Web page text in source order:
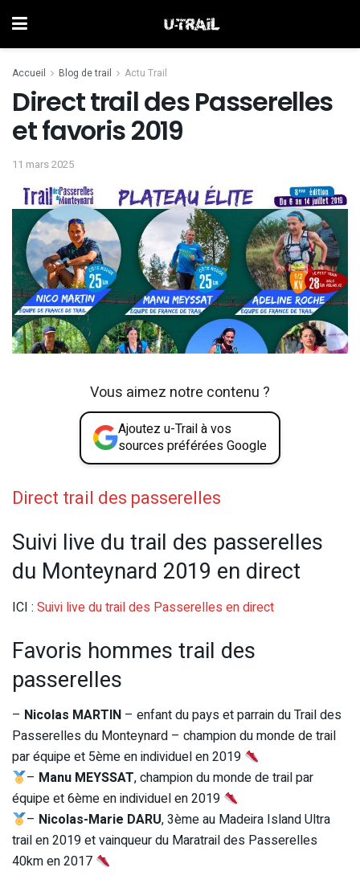
Accueil Blog de trail Actu Trail
Direct trail des Passerelles
et favoris 2019
11 mars 2025
Vous aimez notre contenu ?
Ajoutez u-Trail à vos
sources préférées Google
Direct trail des passerelles
Suivi live du trail des passerelles
du Monteynard 2019 en direct
ICI : Suivi live du trail des Passerelles en direct
Favoris hommes trail des
passerelles
– Nicolas MARTIN – enfant du pays et parrain du Trail des
Passerelles du Monteynard – champion du monde de trail
par équipe et 5ème en individuel en 2019
– Manu MEYSSAT, champion du monde de trail par
équipe et 6ème en individuel en 2019
– Nicolas-Marie DARU, 3ème au Madeira Island Ultra
trail en 2019 et vainqueur du Maratrail des Passerelles
40km en 2017